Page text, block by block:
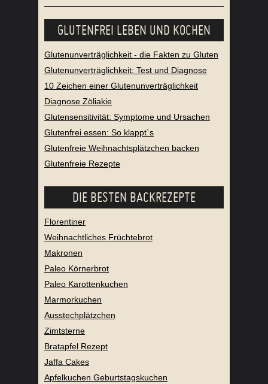
GLUTENFREI LEBEN UND KOCHEN
Glutenunverträglichkeit - die Fakten zu Gluten
Glutenunverträglichkeit: Test und Diagnose
10 Zeichen einer Glutenunverträglichkeit
Diagnose Zöliakie
Glutensensitivität: Symptome und Ursachen
Glutenfrei essen: So klappt`s
Glutenfreie Weihnachtsplätzchen backen
Glutenfreie Rezepte
DIE BESTEN BACKREZEPTE
Florentiner
Weihnachtliches Früchtebrot
Makronen
Paleo Körnerbrot
Paleo Karottenkuchen
Marmorkuchen
Ausstechplätzchen
Zimtsterne
Bratapfel Rezept
Jaffa Cakes
Apfelkuchen Geburtstagskuchen